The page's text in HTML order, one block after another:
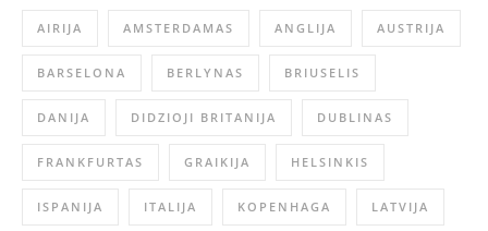
AIRIJA AMSTERDAMAS ANGLIJA AUSTRIJA
BARSELONA BERLYNAS BRIUSELIS
DANIJA DIDZIOJI BRITANIJA DUBLINAS
FRANKFURTAS GRAIKIJA HELSINKIS
ISPANIJA ITALIJA KOPENHAGA LATVIJA